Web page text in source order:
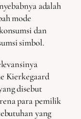
adalah
mode
dan
simbol.
Kierkegaard
disebut
para pemilik
yang